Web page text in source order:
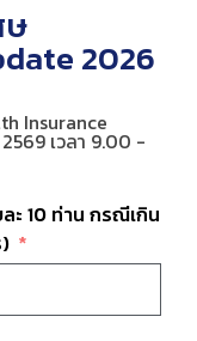
2026
Insurance
เวลา 9.00 -
ะ 10 ท่าน กรณีเกิน